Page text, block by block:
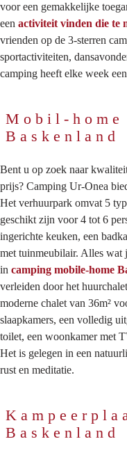
voor een gemakkelijke
een activiteit vinden die te
vrienden op de 3-sterren
sportactiviteiten,
camping heeft elke week
Mobil-
Baskenland
Bent u op zoek naar
prijs? Camping Ur-Onea
Het verhuurpark omvat 5
geschikt zijn voor 4 tot 6
ingerichte keuken, een
met tuinmeubilair. Alles wat
in camping mobile-home
verleiden door het
moderne chalet van 36m²
slaapkamers, een volledig
toilet, een woonkamer met
Het is gelegen in een
rust en meditatie.
Baskenland